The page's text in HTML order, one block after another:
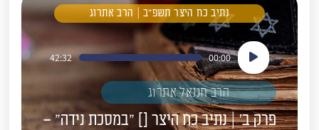
נתיב כח היצר תשפ"ב | הרב אתרוג
נגן
אודיו
00:00
42:32
הרב חננאל אתרוג
פרק ב' | נתיב כח היצר [] "במסכת נידה" –